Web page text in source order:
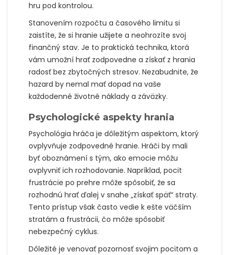
hru pod kontrolou.
Stanovením rozpočtu a časového limitu si
zaistíte, že si hranie užijete a neohrozíte svoj
finančný stav. Je to praktická technika, ktorá
vám umožní hrať zodpovedne a získať z hrania
radosť bez zbytočných stresov. Nezabudnite, že
hazard by nemal mať dopad na vaše
každodenné životné náklady a záväzky.
Psychologické aspekty hrania
Psychológia hráča je dôležitým aspektom, ktorý
ovplyvňuje zodpovedné hranie. Hráči by mali
byť oboznámení s tým, ako emocie môžu
ovplyvniť ich rozhodovanie. Napríklad, pocit
frustrácie po prehre môže spôsobiť, že sa
rozhodnú hrať ďalej v snahe „získať späť“ straty.
Tento prístup však často vedie k ešte väčším
stratám a frustrácii, čo môže spôsobiť
nebezpečný cyklus.
Dôležité je venovať pozornosť svojim pocitom a